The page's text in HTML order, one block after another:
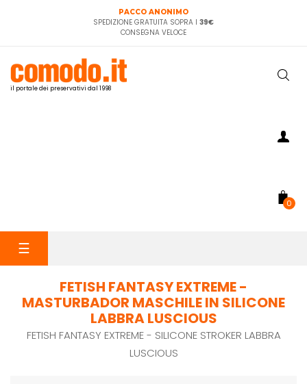
PACCO ANONIMO
SPEDIZIONE GRATUITA SOPRA I 39€
CONSEGNA VELOCE
il portale dei preservativi dal 1998
0
navigazione
☰
FETISH FANTASY EXTREME -
MASTURBADOR MASCHILE IN SILICONE
LABBRA LUSCIOUS
FETISH FANTASY EXTREME - SILICONE STROKER LABBRA
LUSCIOUS